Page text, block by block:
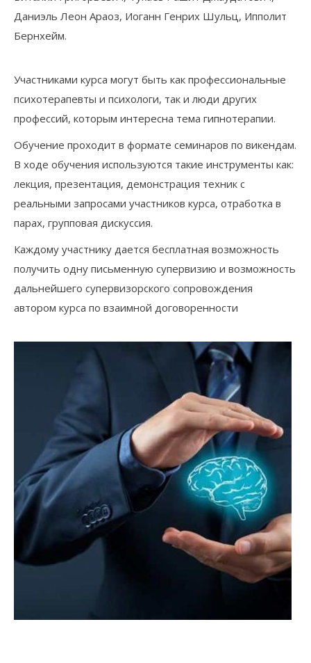
Даниэль Леон Араоз, Иоганн Генрих Шульц, Ипполит
Бернхейм.
Участниками курса могут быть как профессиональные
психотерапевты и психологи, так и люди других
профессий, которым интересна тема гипнотерапии.
Обучение проходит в формате семинаров по викендам.
В ходе обучения используются такие инструменты как:
лекция, презентация, демонстрация техник с
реальными запросами участников курса, отработка в
парах, групповая дискуссия.
Каждому участнику дается бесплатная возможность
получить одну письменную супервизию и возможность
дальнейшего супервизорского сопровождения
автором курса по взаимной договоренности